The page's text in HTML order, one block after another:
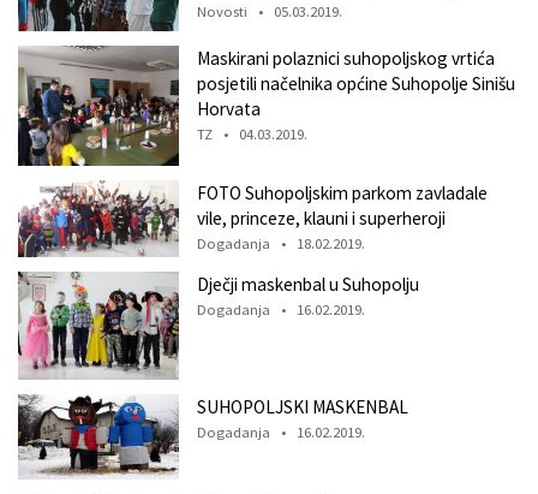
Novosti • 05.03.2019.
Maskirani polaznici suhopoljskog vrtića
posjetili načelnika općine Suhopolje Sinišu
Horvata
TZ • 04.03.2019.
FOTO Suhopoljskim parkom zavladale
vile, princeze, klauni i superheroji
Dogadanja • 18.02.2019.
Dječji maskenbal u Suhopolju
Dogadanja • 16.02.2019.
SUHOPOLJSKI MASKENBAL
Dogadanja • 16.02.2019.